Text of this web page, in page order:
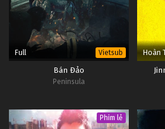
Tập 4
Đấu Phá Thương
Full Vietsub
Bán Đảo
Peninsula
Hoàn
Phim lẻ